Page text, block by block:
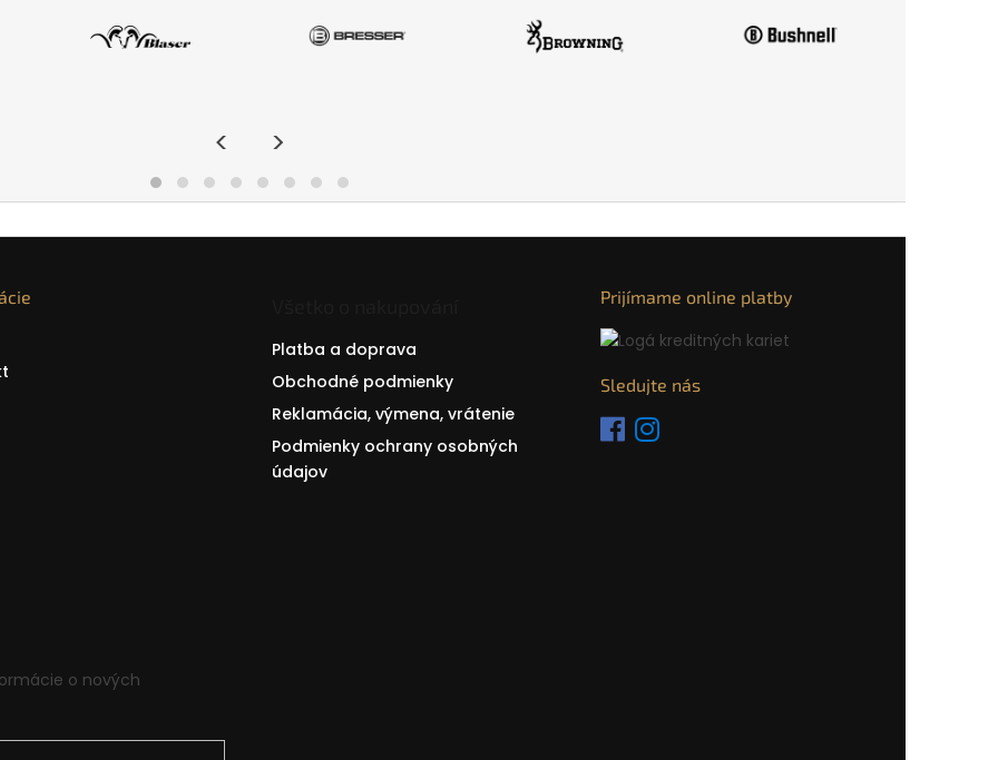
< >
Platba a doprava
Obchodné podmienky
Reklamácia, výmena, vrátenie
Podmienky ochrany osobných
údajov
Prijímame online platby
Sledujte nás
o nových